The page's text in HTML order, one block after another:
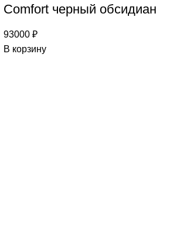
Comfort черный обсидиан
93000 ₽
В корзину